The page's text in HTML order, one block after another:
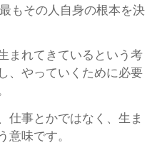
もその人自身の根本を決
まれてきているという考
、やっていくために必要
仕事とかではなく、生ま
意味です。